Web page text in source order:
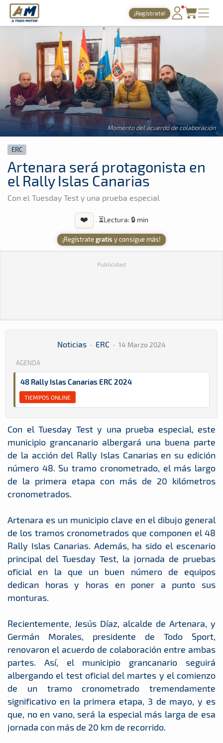
A Todo Motor · Revista del motor desde 1999
¡Regístrate!
TIEMPOS ONLINE
NOTICIAS
AGENDA
GALERÍAS
TIENDA
Noticias ERC
Momento del acuerdo de colaboración
ERC
Artenara será protagonista en
el Rally Islas Canarias
Con el Tuesday Test y una prueba especial
❤️ · ⏳Lectura: 🔒 min
¡Regístrategratis y consigue más!
Publicidad
Noticias · ERC · 14 Marzo 2024
AGENDA
48 Rally Islas Canarias ERC 2024
TIEMPOS ONLINE
Con el Tuesday Test y una prueba especial, este
municipio grancanario albergará una buena parte
de la acción del Rally Islas Canarias en su edición
número 48. Su tramo cronometrado, el más largo
de la primera etapa con más de 20 kilómetros
cronometrados.
Artenara es un municipio clave en el dibujo general
de los tramos cronometrados que componen el 48
Rally Islas Canarias. Además, ha sido el escenario
principal del Tuesday Test, la jornada de pruebas
oficial en la que un buen número de equipos
dedican horas y horas en poner a punto sus
monturas.
Recientemente, Jesús Díaz, alcalde de Artenara, y
Germán Morales, presidente de Todo Sport,
renovaron el acuerdo de colaboración entre ambas
partes. Así, el municipio grancanario seguirá
albergando el test oficial del martes y el comienzo
de un tramo cronometrado tremendamente
significativo en la primera etapa, 3 de mayo, y es
que, no en vano, será la especial más larga de esa
jornada con más de 20 km de recorrido.